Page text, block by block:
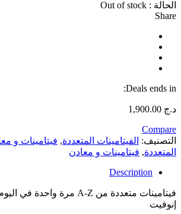
الحالة : Out of stock
Share
Deals ends in:
د.ج
Compare
التصنيف: الفيتامينات المتعددة, فيتامينات و
المتعددة, فيتامينات و معادن
Description
إنوفيت